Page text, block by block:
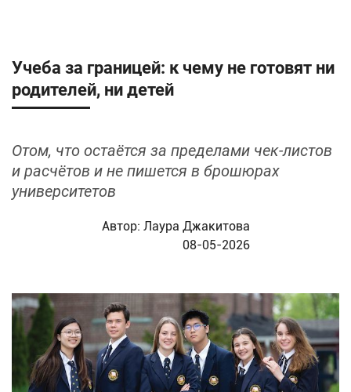
Учеба за границей: к чему не готовят ни
родителей, ни детей
Отом, что остаётся за пределами чек-листов
и расчётов и не пишется в брошюрах
университетов
Автор: Лаура Джакитова
08-05-2026